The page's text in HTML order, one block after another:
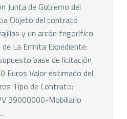
Junta de Gobierno del
Objeto del contrato
y un arcón frigorífico
La Ermita Expediente:
base de licitación
Euros Valor estimado del
Tipo de Contrato:
39000000-Mobiliario